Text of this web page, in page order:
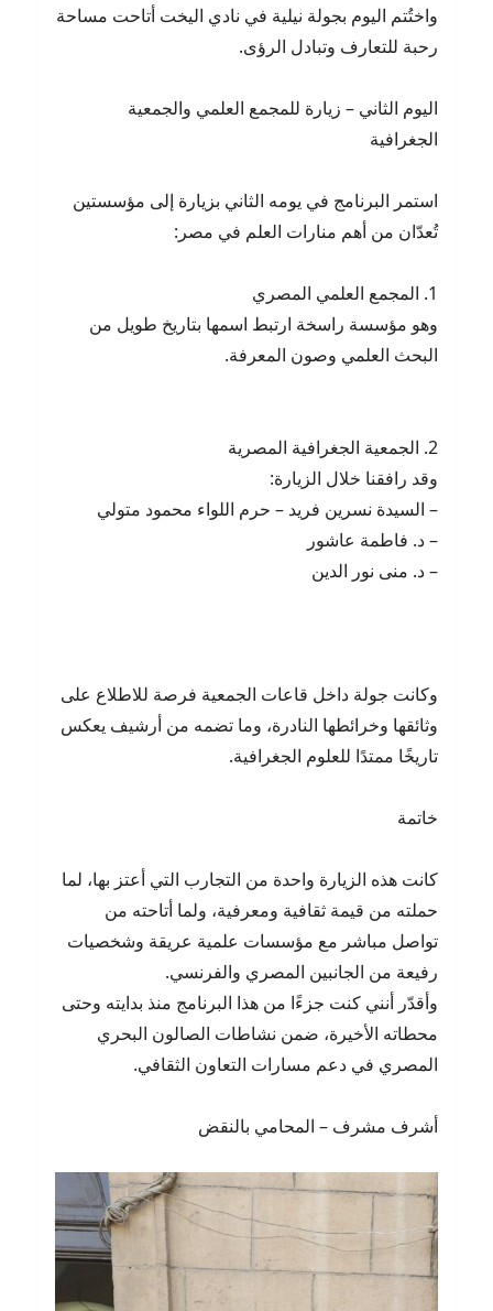
واختُتم اليوم بجولة نيلية في نادي اليخت أتاحت مساحة
رحبة للتعارف وتبادل الرؤى.
اليوم الثاني – زيارة للمجمع العلمي والجمعية
الجغرافية
استمر البرنامج في يومه الثاني بزيارة إلى مؤسستين
تُعدّان من أهم منارات العلم في مصر:
1. المجمع العلمي المصري
وهو مؤسسة راسخة ارتبط اسمها بتاريخ طويل من
البحث العلمي وصون المعرفة.
2. الجمعية الجغرافية المصرية
وقد رافقنا خلال الزيارة:
– السيدة نسرين فريد – حرم اللواء محمود متولي
– د. فاطمة عاشور
– د. منى نور الدين
وكانت جولة داخل قاعات الجمعية فرصة للاطلاع على
وثائقها وخرائطها النادرة، وما تضمه من أرشيف يعكس
تاريخًا ممتدًا للعلوم الجغرافية.
خاتمة
كانت هذه الزيارة واحدة من التجارب التي أعتز بها، لما
حملته من قيمة ثقافية ومعرفية، ولما أتاحته من
تواصل مباشر مع مؤسسات علمية عريقة وشخصيات
رفيعة من الجانبين المصري والفرنسي.
وأقدّر أنني كنت جزءًا من هذا البرنامج منذ بدايته وحتى
محطاته الأخيرة، ضمن نشاطات الصالون البحري
المصري في دعم مسارات التعاون الثقافي.
أشرف مشرف – المحامي بالنقض